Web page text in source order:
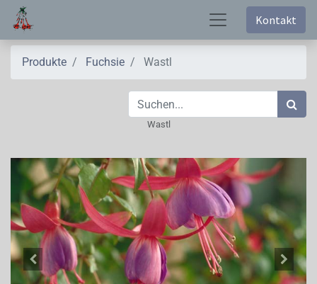
Kontakt
Produkte Fuchsie Wastl
Wastl